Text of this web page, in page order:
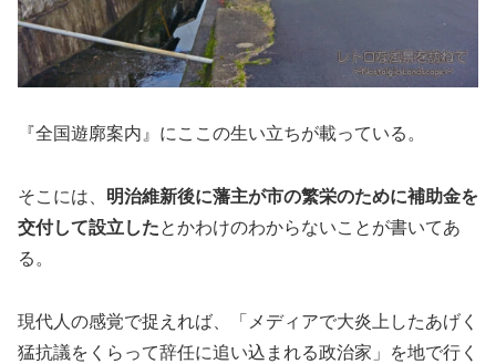
『全国遊廓案内』にここの生い立ちが載っている。
そこには、 明治維新後に藩主が市の繁栄のために補助金を
交付して設立したとかわけのわからないことが書いてあ
る。
現代人の感覚で捉えれば、「メディアで大炎上したあげく
猛抗議をくらって辞任に追い込まれる政治家」を地で行く